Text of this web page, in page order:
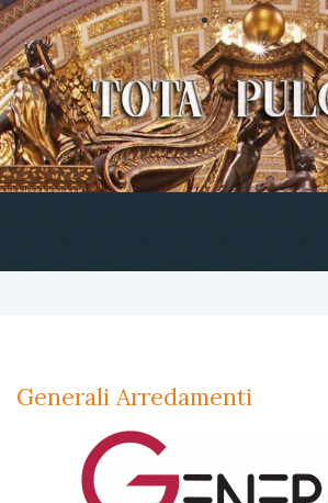
Generali Arredamenti